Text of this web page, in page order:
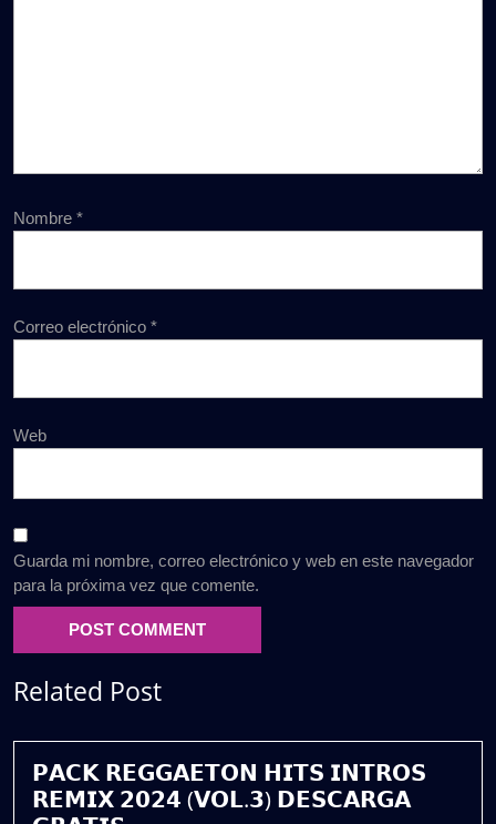
Nombre *
Correo electrónico *
Web
Guarda mi nombre, correo electrónico y web en este navegador
para la próxima vez que comente.
Related Post
𝗣𝗔𝗖𝗞 𝗥𝗘𝗚𝗚𝗔𝗘𝗧𝗢𝗡 𝗛𝗜𝗧𝗦 𝗜𝗡𝗧𝗥𝗢𝗦
𝗥𝗘𝗠𝗜𝗫 𝟮𝟬𝟮𝟰 (𝗩𝗢𝗟.𝟯) 𝗗𝗘𝗦𝗖𝗔𝗥𝗚𝗔